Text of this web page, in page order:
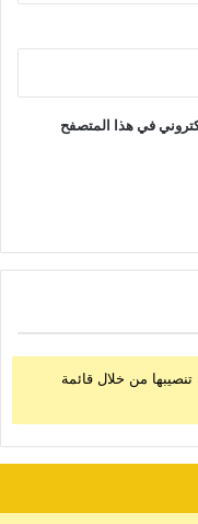
في هذا المتصفح
من خلال قائمة